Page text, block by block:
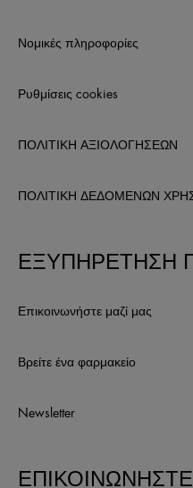
Νομικές πληροφορίες
Ρυθμίσεις cookies
ΠΟΛΙΤΙΚΗ ΑΞΙΟΛΟΓΗΣΕΩΝ
ΠΟΛΙΤΙΚΗ ΔΕΔΟΜΕΝΩΝ
ΕΞΥΠΗΡΕΤΗΣΗ
Επικοινωνήστε μαζί μας
Βρείτε ένα φαρμακείο
Newsletter